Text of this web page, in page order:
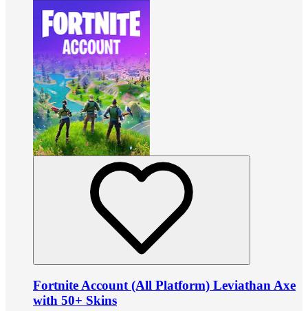
Fortnite Account (All Platform) Leviathan Axe
with 50+ Skins